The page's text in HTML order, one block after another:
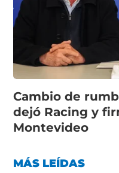
Cambio de
dejó Racing y
Montevideo
MÁS LEÍDAS